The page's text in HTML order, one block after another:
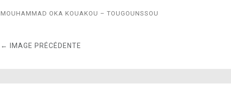
MOUHAMMAD OKA KOUAKOU – TOUGOUNSSOU
← IMAGE PRÉCÉDENTE